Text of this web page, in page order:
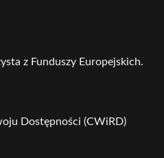
z Funduszy Europejskich.
Dostępności (CWiRD)